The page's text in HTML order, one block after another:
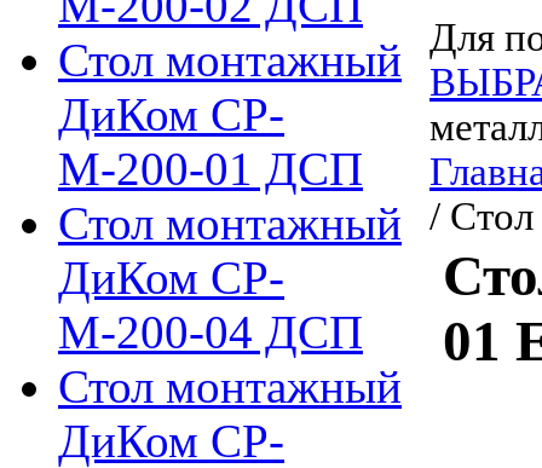
Стол монтажный
ДиКом СР-
М-200-01 ДСП
Стол монтажный
ДиКом СР-
М-200-04 ДСП
Стол монтажный
ДиКом СР-
Для
/
01